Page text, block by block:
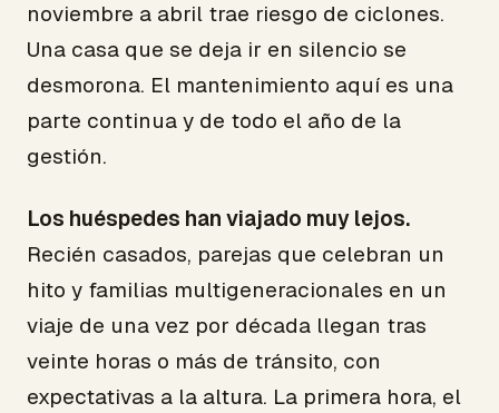
noviembre a abril trae riesgo de ciclones.
Una casa que se deja ir en silencio se
desmorona. El mantenimiento aquí es una
parte continua y de todo el año de la
gestión.
Los huéspedes han viajado muy lejos.
Recién casados, parejas que celebran un
hito y familias multigeneracionales en un
viaje de una vez por década llegan tras
veinte horas o más de tránsito, con
expectativas a la altura. La primera hora, el